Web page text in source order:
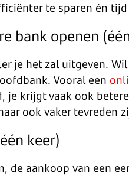
te sparen én
bank openen
je het zal uitgeven.
Vooral een
je krijgt vaak ook
ook vaker tevreden
keer)
de aankoop van een